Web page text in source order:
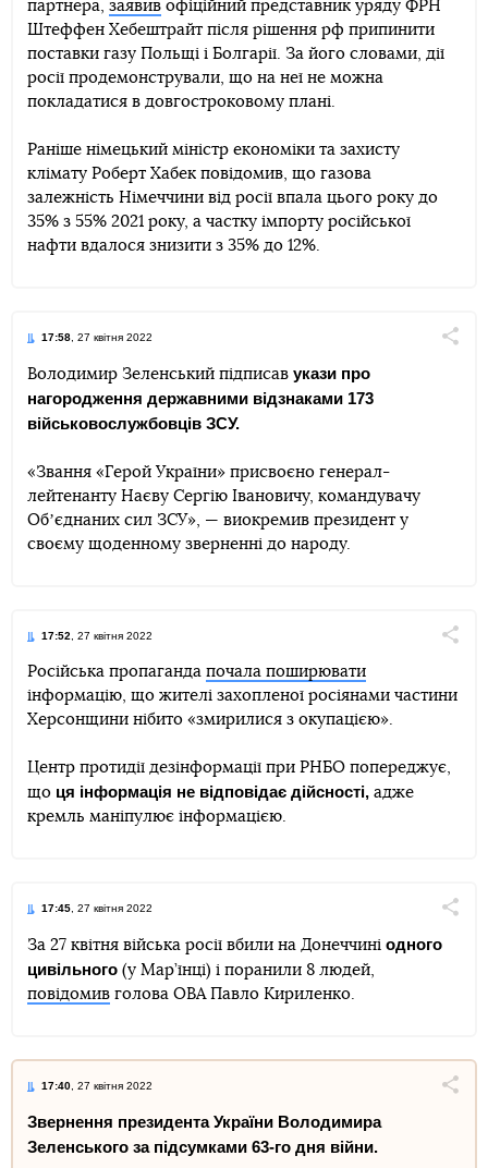
TelegramFacebookTwitter
партнера, заявив офіційний представник уряду ФРН
Штеффен Хебештрайт після рішення рф припинити
поставки газу Польщі і Болгарії. За його словами, дії
росії продемонстрували, що на неї не можна
покладатися в довгостроковому плані.
Раніше німецький міністр економіки та захисту
клімату Роберт Хабек повідомив, що газова
залежність Німеччини від росії впала цього року до
35% з 55% 2021 року, а частку імпорту російської
нафти вдалося знизити з 35% до 12%.
17:58, 27 квітня 2022
TelegramFacebookTwitter
Володимир Зеленський підписав укази про
нагородження державними відзнаками 173
військовослужбовців ЗСУ.
«Звання «Герой України» присвоєно генерал-
лейтенанту Наєву Сергію Івановичу, командувачу
Обʼєднаних сил ЗСУ», — виокремив президент у
своєму щоденному зверненні до народу.
17:52, 27 квітня 2022
TelegramFacebookTwitter
Російська пропаганда почала поширювати
інформацію, що жителі захопленої росіянами частини
Херсонщини нібито «змирилися з окупацією».
Центр протидії дезінформації при РНБО попереджує,
що ця інформація не відповідає дійсності, адже
кремль маніпулює інформацією.
17:45, 27 квітня 2022
TelegramFacebookTwitter
За 27 квітня війська росії вбили на Донеччині одного
цивільного (у Мар’їнці) і поранили 8 людей,
повідомив голова ОВА Павло Кириленко.
17:40, 27 квітня 2022
TelegramFacebookTwitter
Звернення президента України Володимира
Зеленського за підсумками 63-го дня війни.